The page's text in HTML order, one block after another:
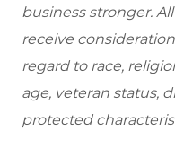
business stronger.
receive
regard to race,
age, veteran status,
protected